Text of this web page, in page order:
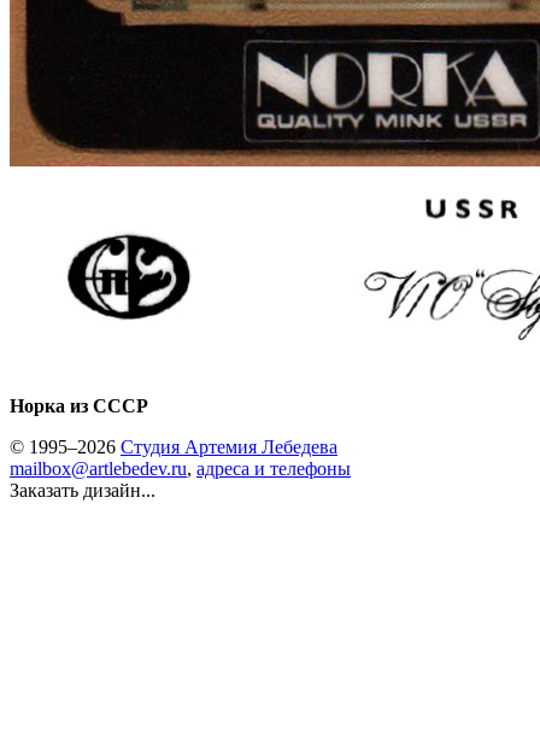
Норка из СССР
© 1995–2026 Студия Артемия Лебедева
mailbox@artlebedev.ru, адреса и телефоны
Заказать дизайн...